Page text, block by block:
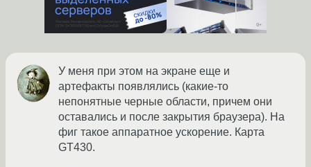
У меня при этом на экране еще и
артефакты появлялись (какие-то
непонятные черные области, причем они
оставались и после закрытия браузера). На
фиг такое аппаратное ускорение. Карта
GT430.